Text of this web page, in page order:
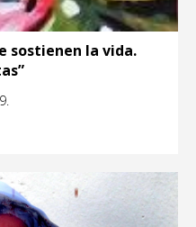
sostienen la vida.